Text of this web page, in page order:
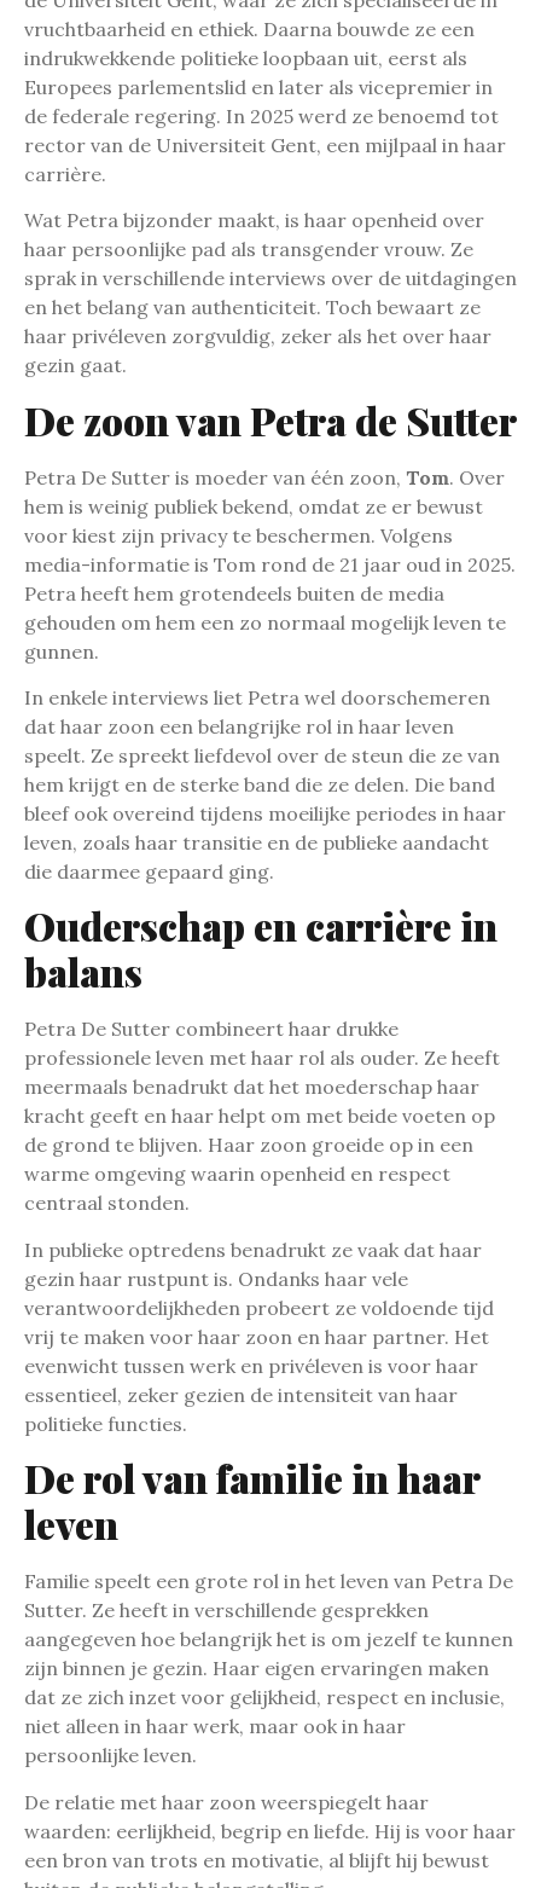
vruchtbaarheid en ethiek. Daarna bouwde ze een
indrukwekkende politieke loopbaan uit, eerst als
Europees parlementslid en later als vicepremier in
de federale regering. In 2025 werd ze benoemd tot
rector van de Universiteit Gent, een mijlpaal in haar
carrière.
Wat Petra bijzonder maakt, is haar openheid over
haar persoonlijke pad als transgender vrouw. Ze
sprak in verschillende interviews over de uitdagingen
en het belang van authenticiteit. Toch bewaart ze
haar privéleven zorgvuldig, zeker als het over haar
gezin gaat.
De zoon van Petra de Sutter
Petra De Sutter is moeder van één zoon, Tom. Over
hem is weinig publiek bekend, omdat ze er bewust
voor kiest zijn privacy te beschermen. Volgens
media-informatie is Tom rond de 21 jaar oud in 2025.
Petra heeft hem grotendeels buiten de media
gehouden om hem een zo normaal mogelijk leven te
gunnen.
In enkele interviews liet Petra wel doorschemeren
dat haar zoon een belangrijke rol in haar leven
speelt. Ze spreekt liefdevol over de steun die ze van
hem krijgt en de sterke band die ze delen. Die band
bleef ook overeind tijdens moeilijke periodes in haar
leven, zoals haar transitie en de publieke aandacht
die daarmee gepaard ging.
Ouderschap en carrière in
balans
Petra De Sutter combineert haar drukke
professionele leven met haar rol als ouder. Ze heeft
meermaals benadrukt dat het moederschap haar
kracht geeft en haar helpt om met beide voeten op
de grond te blijven. Haar zoon groeide op in een
warme omgeving waarin openheid en respect
centraal stonden.
In publieke optredens benadrukt ze vaak dat haar
gezin haar rustpunt is. Ondanks haar vele
verantwoordelijkheden probeert ze voldoende tijd
vrij te maken voor haar zoon en haar partner. Het
evenwicht tussen werk en privéleven is voor haar
essentieel, zeker gezien de intensiteit van haar
politieke functies.
De rol van familie in haar
leven
Familie speelt een grote rol in het leven van Petra De
Sutter. Ze heeft in verschillende gesprekken
aangegeven hoe belangrijk het is om jezelf te kunnen
zijn binnen je gezin. Haar eigen ervaringen maken
dat ze zich inzet voor gelijkheid, respect en inclusie,
niet alleen in haar werk, maar ook in haar
persoonlijke leven.
De relatie met haar zoon weerspiegelt haar
waarden: eerlijkheid, begrip en liefde. Hij is voor haar
een bron van trots en motivatie, al blijft hij bewust